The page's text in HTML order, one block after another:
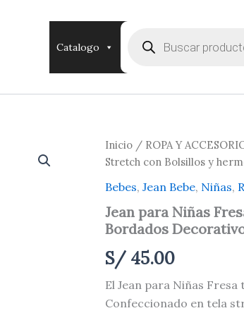
Catalogo
productos
Inicio / ROPA Y
Stretch con Bolsillos y
Bebes,Jean Bebe, Niñas,
Jean para Niñas
Bordados
S/ 45.00
El Jean para Niñas
Confeccionado en tela
Jean
para
Fresa
1
–
con
Bolsillos
y
hermoso